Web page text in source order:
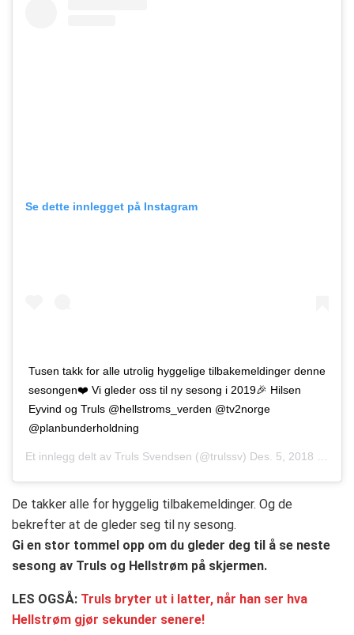
Se dette innlegget på Instagram
Tusen takk for alle utrolig hyggelige tilbakemeldinger denne
sesongen❤️ Vi gleder oss til ny sesong i 2019🎉 Hilsen
Eyvind og Truls @hellstroms_verden @tv2norge
@planbunderholdning
Et innlegg delt av Truls Svendsen (@trulssv) Des. 5, 2018 kl. 11:52 PST
De takker alle for hyggelig tilbakemeldinger. Og de
bekrefter at de gleder seg til ny sesong.
Gi en stor tommel opp om du gleder deg til å se neste
sesong av Truls og Hellstrøm på skjermen.
LES OGSÅ: Truls bryter ut i latter, når han ser hva
Hellstrøm gjør sekunder senere!